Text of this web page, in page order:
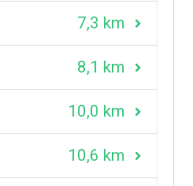
7,3 km
8,1 km
10,0 km
10,6 km